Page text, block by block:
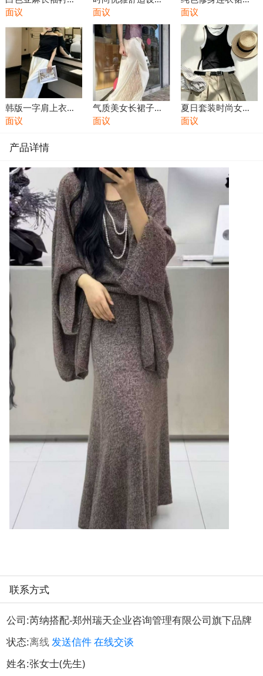
女夏季薄款老钱风
搭配黑色长裙棉麻
衬衣防晒上衣
面议
感简约连衣裙长款
夏装套装裙子
面议
款简约舒适衣裳衣
服女性服饰时尚穿
搭
面议
韩版一字肩上衣黑
色体恤短袖穿搭白
计感小众品牌
面议
气质美女长裙子夏
季新款女装时尚优
面议
夏日套装时尚女士
小背心吊带无袖衫
面议
产品详情
联系方式
公司:芮纳搭配-郑州瑞天企业咨询管理有限公司旗下品牌
状态:离线发送信件在线交谈
姓名:张女士(先生)